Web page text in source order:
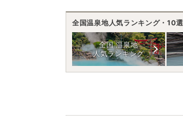
全国温泉地人気ランキング・10選
全国 温泉地
人気ランキング